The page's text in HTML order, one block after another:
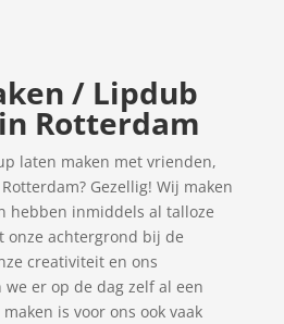
/ Lipdub
Rotterdam
laten maken met vrienden,
Gezellig! Wij maken
hebben inmiddels al talloze
onze achtergrond bij de
creativiteit en ons
er op de dag zelf al een
is voor ons ook vaak